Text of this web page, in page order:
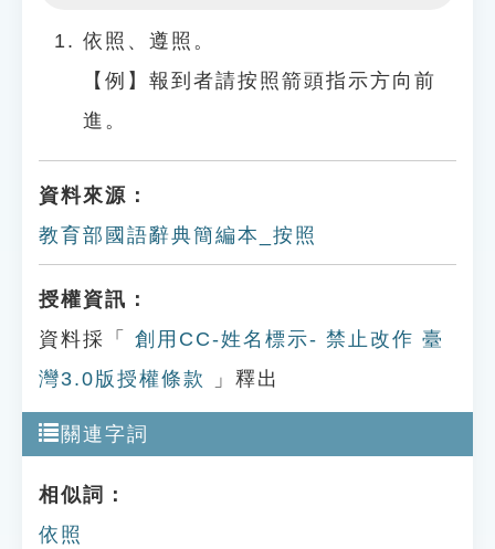
依照、遵照。
【例】報到者請按照箭頭指示方向前
進。
資料來源：
教育部國語辭典簡編本_按照
授權資訊：
資料採「
創用CC-姓名標示- 禁止改作 臺
灣3.0版授權條款
」釋出
關連字詞
相似詞：
依照